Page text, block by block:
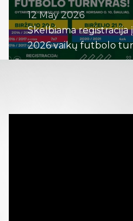
12 May 2026
Skelbiama registracija
2026 vaikų futbolo